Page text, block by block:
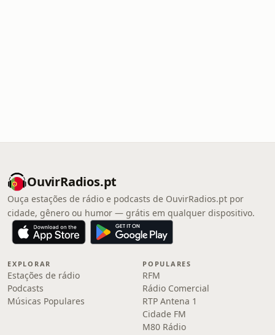
OuvirRadios.pt
Ouça estações de rádio e podcasts de OuvirRadios.pt por
cidade, gênero ou humor — grátis em qualquer dispositivo.
EXPLORAR
Estações de rádio
Podcasts
Músicas Populares
POPULARES
RFM
Rádio Comercial
RTP Antena 1
Cidade FM
M80 Rádio